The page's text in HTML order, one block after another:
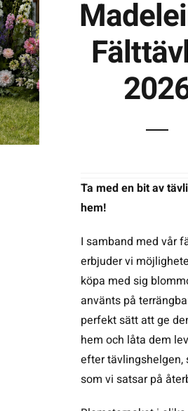
Ta med en bit av
hem!
I samband med vår
erbjuder vi
köpa med sig
använts på
perfekt sätt att ge
hem och låta dem
efter tävlingshelgen,
som vi satsar på